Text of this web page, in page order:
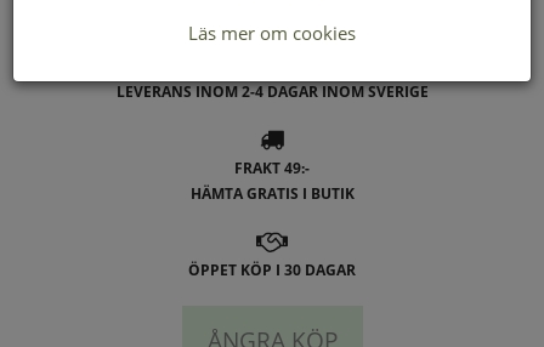
LEVERANS INOM 2-4 DAGAR INOM SVERIGE
FRAKT 49:-
HÄMTA GRATIS I BUTIK
ÖPPET KÖP I 30 DAGAR
Läs mer om cookies